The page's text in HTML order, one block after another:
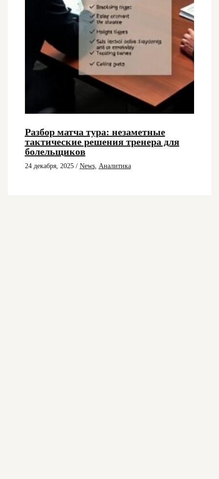
Разбор матча тура: незаметные
тактические решения тренера для
болельщиков
24 декабря, 2025 / News, Аналитика